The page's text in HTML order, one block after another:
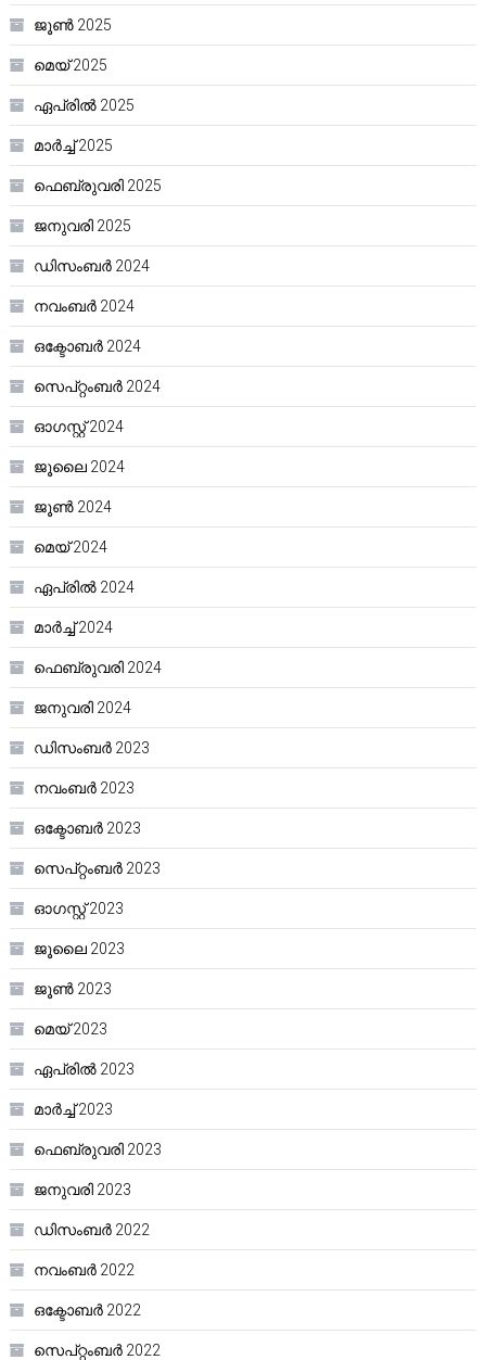
ജൂൺ 2025
മെയ്‌ 2025
ഏപ്രിൽ 2025
മാർച്ച്‌ 2025
ഫെബ്രുവരി 2025
ജനുവരി 2025
ഡിസംബർ 2024
നവംബർ 2024
ഒക്ടോബർ 2024
സെപ്റ്റംബർ 2024
ഓഗസ്റ്റ്‌ 2024
ജൂലൈ 2024
ജൂൺ 2024
മെയ്‌ 2024
ഏപ്രിൽ 2024
മാർച്ച്‌ 2024
ഫെബ്രുവരി 2024
ജനുവരി 2024
ഡിസംബർ 2023
നവംബർ 2023
ഒക്ടോബർ 2023
സെപ്റ്റംബർ 2023
ഓഗസ്റ്റ്‌ 2023
ജൂലൈ 2023
ജൂൺ 2023
മെയ്‌ 2023
ഏപ്രിൽ 2023
മാർച്ച്‌ 2023
ഫെബ്രുവരി 2023
ജനുവരി 2023
ഡിസംബർ 2022
നവംബർ 2022
ഒക്ടോബർ 2022
സെപ്റ്റംബർ 2022